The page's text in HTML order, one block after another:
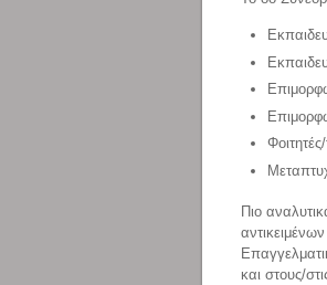
Πιο
και στους/